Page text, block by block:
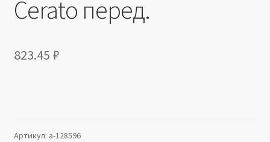
Cerato перед.
823.45 ₽
Артикул: a-128596